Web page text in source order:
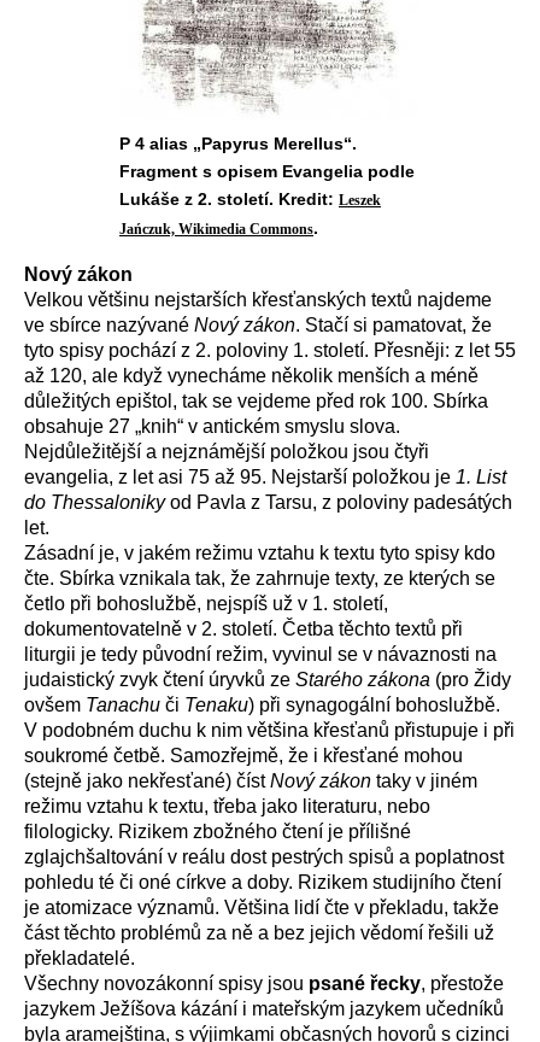
P 4 alias „Papyrus Merellus“.
Fragment s opisem Evangelia podle
Lukáše z 2. století. Kredit: Leszek
Jańczuk, Wikimedia Commons.
Nový zákon
Velkou většinu nejstarších křesťanských textů najdeme
ve sbírce nazývané Nový zákon. Stačí si pamatovat, že
tyto spisy pochází z 2. poloviny 1. století. Přesněji: z let 55
až 120, ale když vynecháme několik menších a méně
důležitých epištol, tak se vejdeme před rok 100. Sbírka
obsahuje 27 „knih“ v antickém smyslu slova.
Nejdůležitější a nejznámější položkou jsou čtyři
evangelia, z let asi 75 až 95. Nejstarší položkou je 1. List
do Thessalonikyod Pavla z Tarsu, z poloviny padesátých
let.
Zásadní je, v jakém režimu vztahu k textu tyto spisy kdo
čte. Sbírka vznikala tak, že zahrnuje texty, ze kterých se
četlo při bohoslužbě, nejspíš už v 1. století,
dokumentovatelně v 2. století. Četba těchto textů při
liturgii je tedy původní režim, vyvinul se v návaznosti na
judaistický zvyk čtení úryvků ze Starého zákona (pro Židy
ovšem Tanachu či Tenaku) při synagogální bohoslužbě.
V podobném duchu k nim většina křesťanů přistupuje i při
soukromé četbě. Samozřejmě, že i křesťané mohou
(stejně jako nekřesťané) čístNový zákon taky v jiném
režimu vztahu k textu, třeba jako literaturu, nebo
filologicky. Rizikem zbožného čtení je přílišné
zglajchšaltování v reálu dost pestrých spisů a poplatnost
pohledu té či oné církve a doby. Rizikem studijního čtení
je atomizace významů. Většina lidí čte v překladu, takže
část těchto problémů za ně a bez jejich vědomí řešili už
překladatelé.
Všechny novozákonní spisy jsou psané řecky, přestože
jazykem Ježíšova kázání i mateřským jazykem učedníků
byla aramejština, s výjimkami občasných hovorů s cizinci